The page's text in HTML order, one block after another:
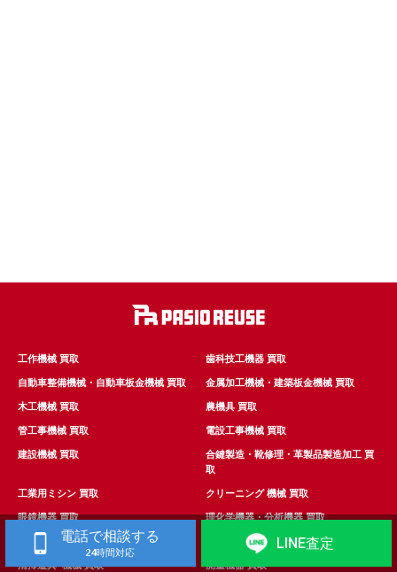
電話で相談する
24時間対応
LINE査定
工作機械 買取 歯科技工機器 買取
自動車整備機械・自動車板金機械 買取 金属加工機械・建築板金機械 買取
木工機械 買取 農機具 買取
管工事機械 買取 電設工事機械 買取
建設機械 買取
合鍵製造・靴修理・革製品製造加工 買
取
工業用ミシン 買取 クリーニング 機械 買取
眼鏡機器 買取 理化学機器・分析機器 買取
造園工事機械 買取 住宅工事機械 買取
清掃道具･機械 買取 測量機器 買取